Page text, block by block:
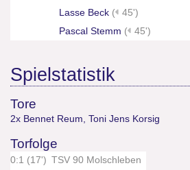
Lasse Beck (
45')
Pascal Stemm ( 45')
Spielstatistik
Tore
2x Bennet Reum Toni Jens Korsig
Torfolge
0:1 (17') TSV 90 Molschleben